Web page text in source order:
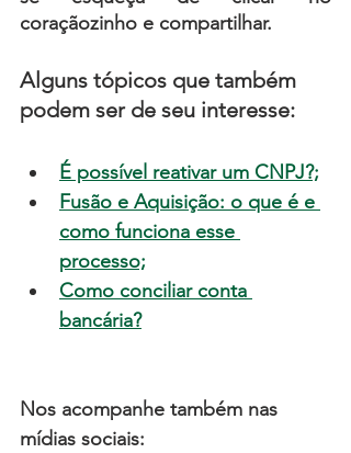
coraçãozinho e compartilhar.
Alguns tópicos que também
podem ser de seu interesse:
É possível reativar um CNPJ?;
Fusão e Aquisição: o que é e
como funciona esse
processo;
Como conciliar conta
bancária?
Nos acompanhe também nas
mídias sociais: